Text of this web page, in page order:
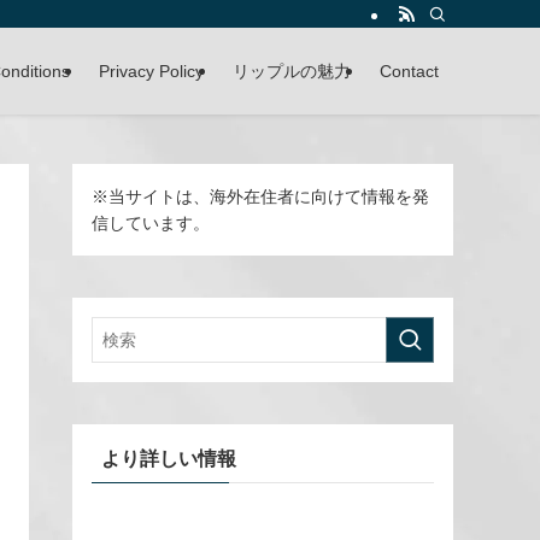
Privacy Policy リップルの魅力 Contact
※当サイトは、海外在住者に向けて情報を発
信しています。
より詳しい情報